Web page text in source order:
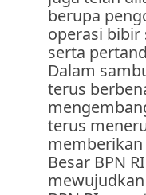
berupa
operasi bibir
serta
Dalam
terus
terus
memberikan
Besar BPN
mewujudkan